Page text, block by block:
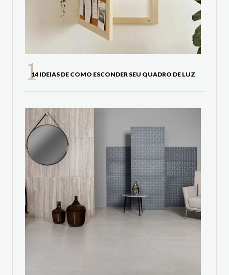
14 IDEIAS DE COMO ESCONDER SEU QUADRO DE LUZ